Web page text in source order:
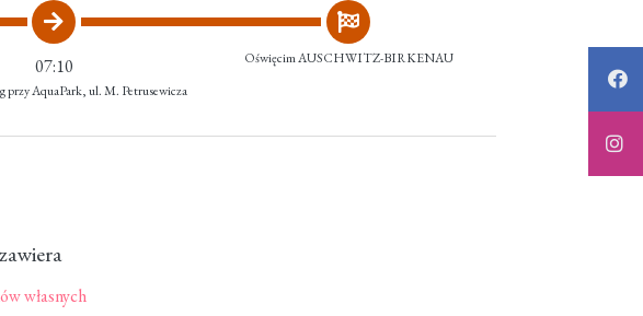
07:10
przy AquaPark, ul. M. Petrusewicza
Oświęcim AUSCHWITZ-BIRKENAU
własnych